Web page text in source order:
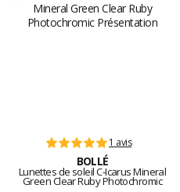
1 avis
BOLLÉ
Lunettes de soleil C-Icarus Mineral
Green Clear Ruby Photochromic